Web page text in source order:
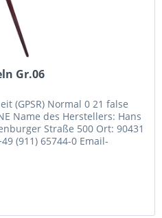
Gr.06
(GPSR) Normal 0 21 false
Name des Herstellers: Hans
Straße 500 Ort: 90431
(911) 65744-0 Email-